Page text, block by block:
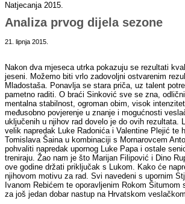
Natjecanja 2015.
Analiza prvog dijela sezone
21. lipnja 2015.
Nakon dva mjeseca utrka pokazuju se rezultati
jeseni. Možemo biti vrlo zadovoljni ostvarenim
Mladostaša. Ponavlja se stara priča, uz talent
pametno raditi. O braći Sinković sve se zna,
mentalna stabilnost, ogroman obim, visok
međusobno povjerenje u znanje i mogućnosti
uključenih u njihov rad dovelo je do ovih rezultata.
velik napredak Luke Radonića i Valentine Plejić te
Tomislava Šaina u kombinaciji s Mornarovcem
pohvaliti napredak upornog Luke Papa i ostale
treniraju. Žao nam je što Marijan Filipović i Dino
ove godine držati priključak s Lukom. Kako će
njihovom motivu za rad. Svi navedeni s upornim
Ivanom Rebićem te oporavljenim Rokom Šitumom
za još jedan dobar nastup na Hrvatskom